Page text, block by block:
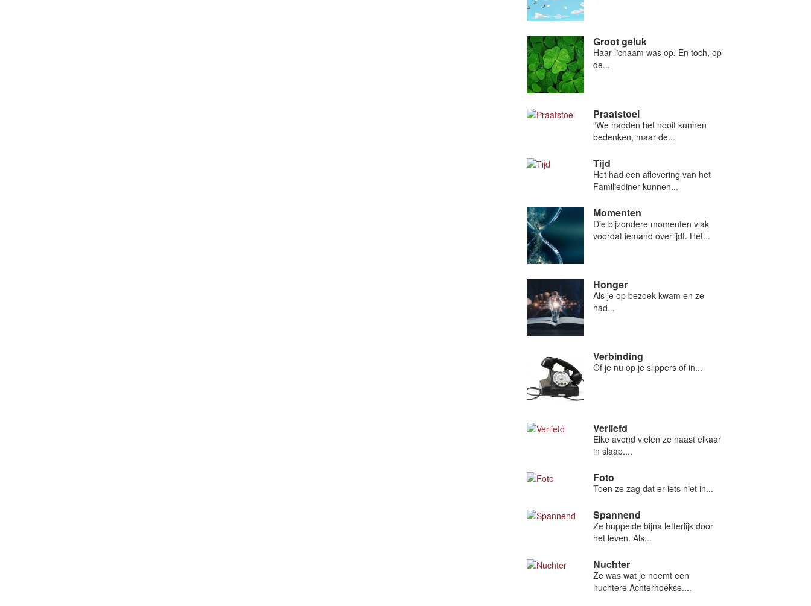
Groot geluk
Haar lichaam was op. En toch, op
de...
Praatstoel
“We hadden het nooit kunnen
bedenken, maar de...
Tijd
Het had een aflevering van het
Familiediner kunnen...
Momenten
Die bijzondere momenten vlak
voordat iemand overlijdt. Het...
Honger
Als je op bezoek kwam en ze
had...
Verbinding
Of je nu op je slippers of in...
Verliefd
Elke avond vielen ze naast elkaar
in slaap....
Foto
Toen ze zag dat er iets niet in...
Spannend
Ze huppelde bijna letterlijk door
het leven. Als...
Nuchter
Ze was wat je noemt een
nuchtere Achterhoekse....